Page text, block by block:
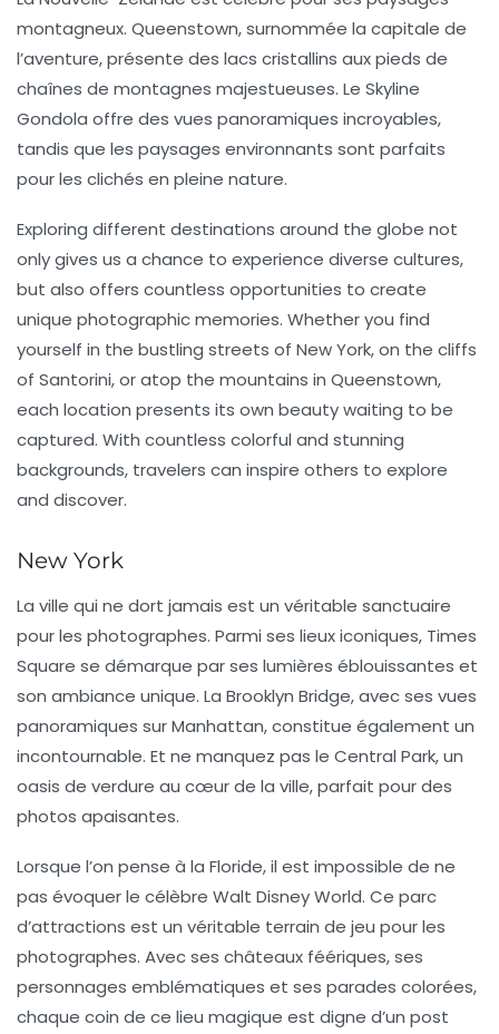
montagneux. Queenstown, surnommée la capitale de
l’aventure, présente des lacs cristallins aux pieds de
chaînes de montagnes majestueuses. Le Skyline
Gondola offre des vues panoramiques incroyables,
tandis que les paysages environnants sont parfaits
pour les clichés en pleine nature.
Exploring different destinations around the globe not
only gives us a chance to experience diverse cultures,
but also offers countless opportunities to create
unique photographic memories. Whether you find
yourself in the bustling streets of New York, on the cliffs
of Santorini, or atop the mountains in Queenstown,
each location presents its own beauty waiting to be
captured. With countless colorful and stunning
backgrounds, travelers can inspire others to explore
and discover.
New York
La ville qui ne dort jamais est un véritable sanctuaire
pour les photographes. Parmi ses lieux iconiques, Times
Square se démarque par ses lumières éblouissantes et
son ambiance unique. La Brooklyn Bridge, avec ses vues
panoramiques sur Manhattan, constitue également un
incontournable. Et ne manquez pas le Central Park, un
oasis de verdure au cœur de la ville, parfait pour des
photos apaisantes.
Lorsque l’on pense à la Floride, il est impossible de ne
pas évoquer le célèbre Walt Disney World. Ce parc
d’attractions est un véritable terrain de jeu pour les
photographes. Avec ses châteaux féériques, ses
personnages emblématiques et ses parades colorées,
chaque coin de ce lieu magique est digne d’un post